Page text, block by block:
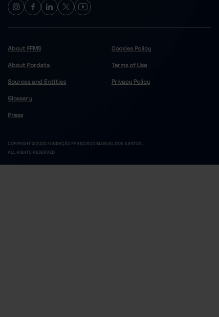
About FFMS
About Pordata
Sources and Entities
Glossary
Press
Cookies Policy
Terms of Use
Privacy Policy
COPYRIGHT © 2024 FUNDAÇÃO FRANCISCO MANUEL DOS SANTOS.
ALL RIGHTS RESERVED